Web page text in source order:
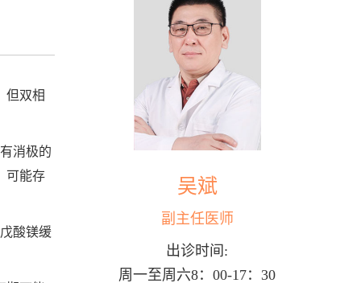
但双相
消极的
可能存
酸镁缓
吴斌
副主任医师
出诊时间:
周一至周六8：00-17：30